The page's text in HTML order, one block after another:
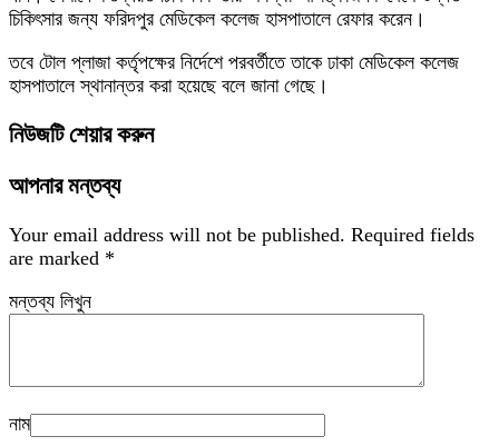
চিকিৎসার জন্য ফরিদপুর মেডিকেল কলেজ হাসপাতালে রেফার করেন।
তবে টোল প্লাজা কর্তৃপক্ষের নির্দেশে পরবর্তীতে তাকে ঢাকা মেডিকেল কলেজ
হাসপাতালে স্থানান্তর করা হয়েছে বলে জানা গেছে।
নিউজটি শেয়ার করুন
আপনার মন্তব্য
Your email address will not be published. Required fields
are marked *
মন্তব্য লিখুন
নাম